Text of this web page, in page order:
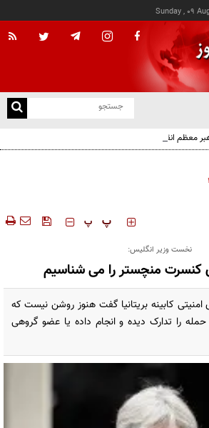
Sunday , 09
معظم انقلاب درباره مسائل اقتصادی و نظامی کشور
‍‍‍ پ پ
نخست وزیر انگلیس:
کنسرت منچستر را می شناسیم
کابینه بریتانیا گفت هنوز روشن نیست که
حمله را تدارک دیده و انجام داده یا عضو گروهی